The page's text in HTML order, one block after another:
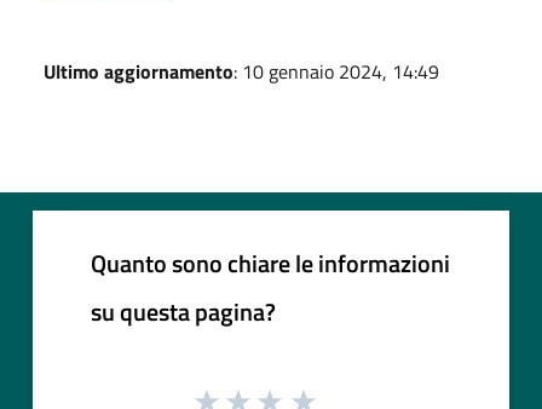
Ultimo aggiornamento: 10 gennaio 2024, 14:49
Quanto sono chiare le informazioni
su questa pagina?